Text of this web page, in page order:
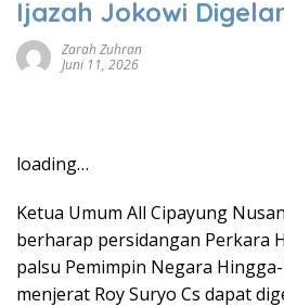
Ijazah Jokowi
Zarah Zuhran
Juni 11, 2026
loading…
Ketua Umum All Cipayung
berharap persidangan Perkara
palsu Pemimpin Negara
menjerat Roy Suryo Cs dapat